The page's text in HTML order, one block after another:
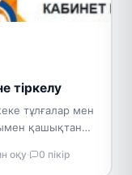
тіркелу
тұлғалар мен
қашықтан
Республикасы
оқу· 0 пікір